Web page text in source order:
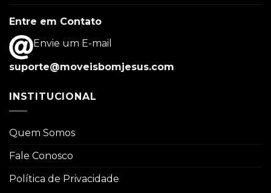
Entre em Contato
Envie um E-mail
suporte@moveisbomjesus.com
INSTITUCIONAL
Quem Somos
Fale Conosco
Política de Privacidade